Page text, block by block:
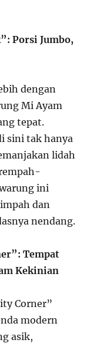
Porsi Jumbo,
dengan
Mi Ayam
tepat.
sini tak hanya
lidah
ini
dan
nendang.
Tempat
Kekinian
Corner”
modern
asik,